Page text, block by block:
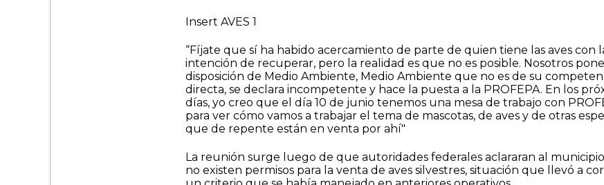
Insert AVES 1
“Fíjate que sí ha habido acercamiento de parte de quien tiene las aves con
intención de recuperar, pero la realidad es que no es posible. Nosotros
disposición de Medio Ambiente, Medio Ambiente que no es de su
directa, se declara incompetente y hace la puesta a la PROFEPA. En los
días, yo creo que el día 10 de junio tenemos una mesa de trabajo con
para ver cómo vamos a trabajar el tema de mascotas, de aves y de otras
que de repente están en venta por ahí"
La reunión surge luego de que autoridades federales aclararan al
no existen permisos para la venta de aves silvestres, situación que llevó a